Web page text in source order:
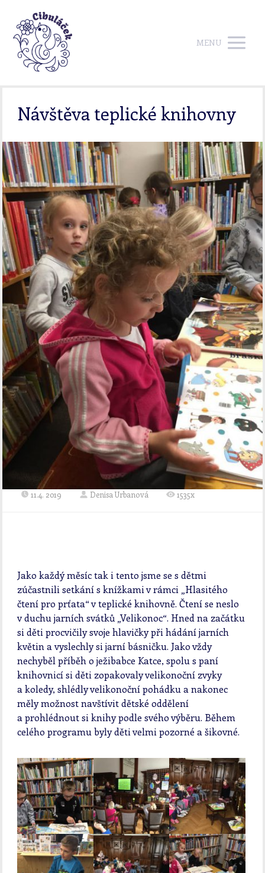
MENU
Návštěva teplické knihovny
11.4. 2019 Denisa Urbanová 1535x
Jako každý měsíc tak i tento jsme se s dětmi
zúčastnili setkání s knížkami v rámci „Hlasitého
čtení pro prťata“ v teplické knihovně. Čtení se neslo
v duchu jarních svátků „Velikonoc“. Hned na začátku
si děti procvičily svoje hlavičky při hádání jarních
květin a vyslechly si jarní básničku. Jako vždy
nechyběl příběh o ježibabce Katce, spolu s paní
knihovnicí si děti zopakovaly velikonoční zvyky
a koledy, shlédly velikonoční pohádku a nakonec
měly možnost navštívit dětské oddělení
a prohlédnout si knihy podle svého výběru. Během
celého programu byly děti velmi pozorné a šikovné.